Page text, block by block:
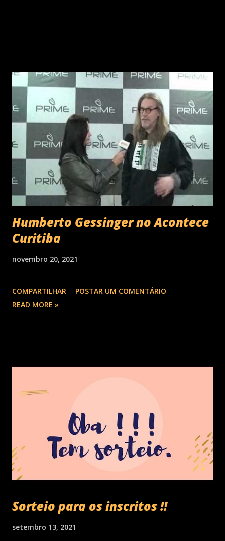
Humberto Gessinger no Acontece
Curitiba
novembro 20, 2021
COMPARTILHAR
POSTAR UM COMENTÁRIO
READ MORE »
Sorteio para os inscritos !!
setembro 13, 2021